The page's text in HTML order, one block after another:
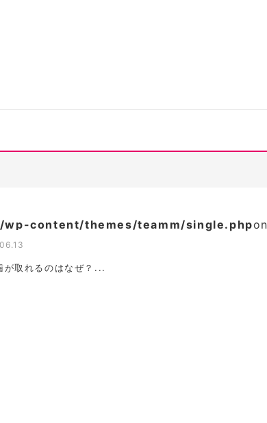
content/themes/teamm/single.php
が取れるのはなぜ？...